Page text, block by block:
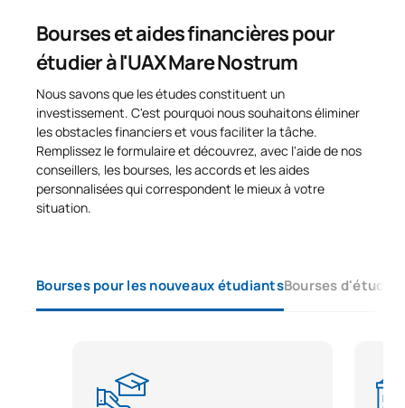
Bourses et aides financières pour
étudier à l'UAX Mare Nostrum
Nous savons que les études constituent un
investissement. C'est pourquoi nous souhaitons éliminer
les obstacles financiers et vous faciliter la tâche.
Remplissez le formulaire et découvrez, avec l'aide de nos
conseillers, les bourses, les accords et les aides
personnalisées qui correspondent le mieux à votre
situation.
Bourses pour les nouveaux étudiantsBourses d'études